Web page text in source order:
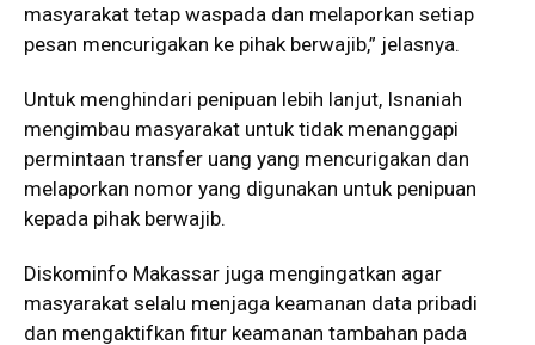
masyarakat tetap waspada dan melaporkan setiap
pesan mencurigakan ke pihak berwajib,” jelasnya.
Untuk menghindari penipuan lebih lanjut, Isnaniah
mengimbau masyarakat untuk tidak menanggapi
permintaan transfer uang yang mencurigakan dan
melaporkan nomor yang digunakan untuk penipuan
kepada pihak berwajib.
Diskominfo Makassar juga mengingatkan agar
masyarakat selalu menjaga keamanan data pribadi
dan mengaktifkan fitur keamanan tambahan pada